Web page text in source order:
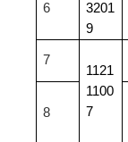
6
3201
9
7
1121
1100
7
8